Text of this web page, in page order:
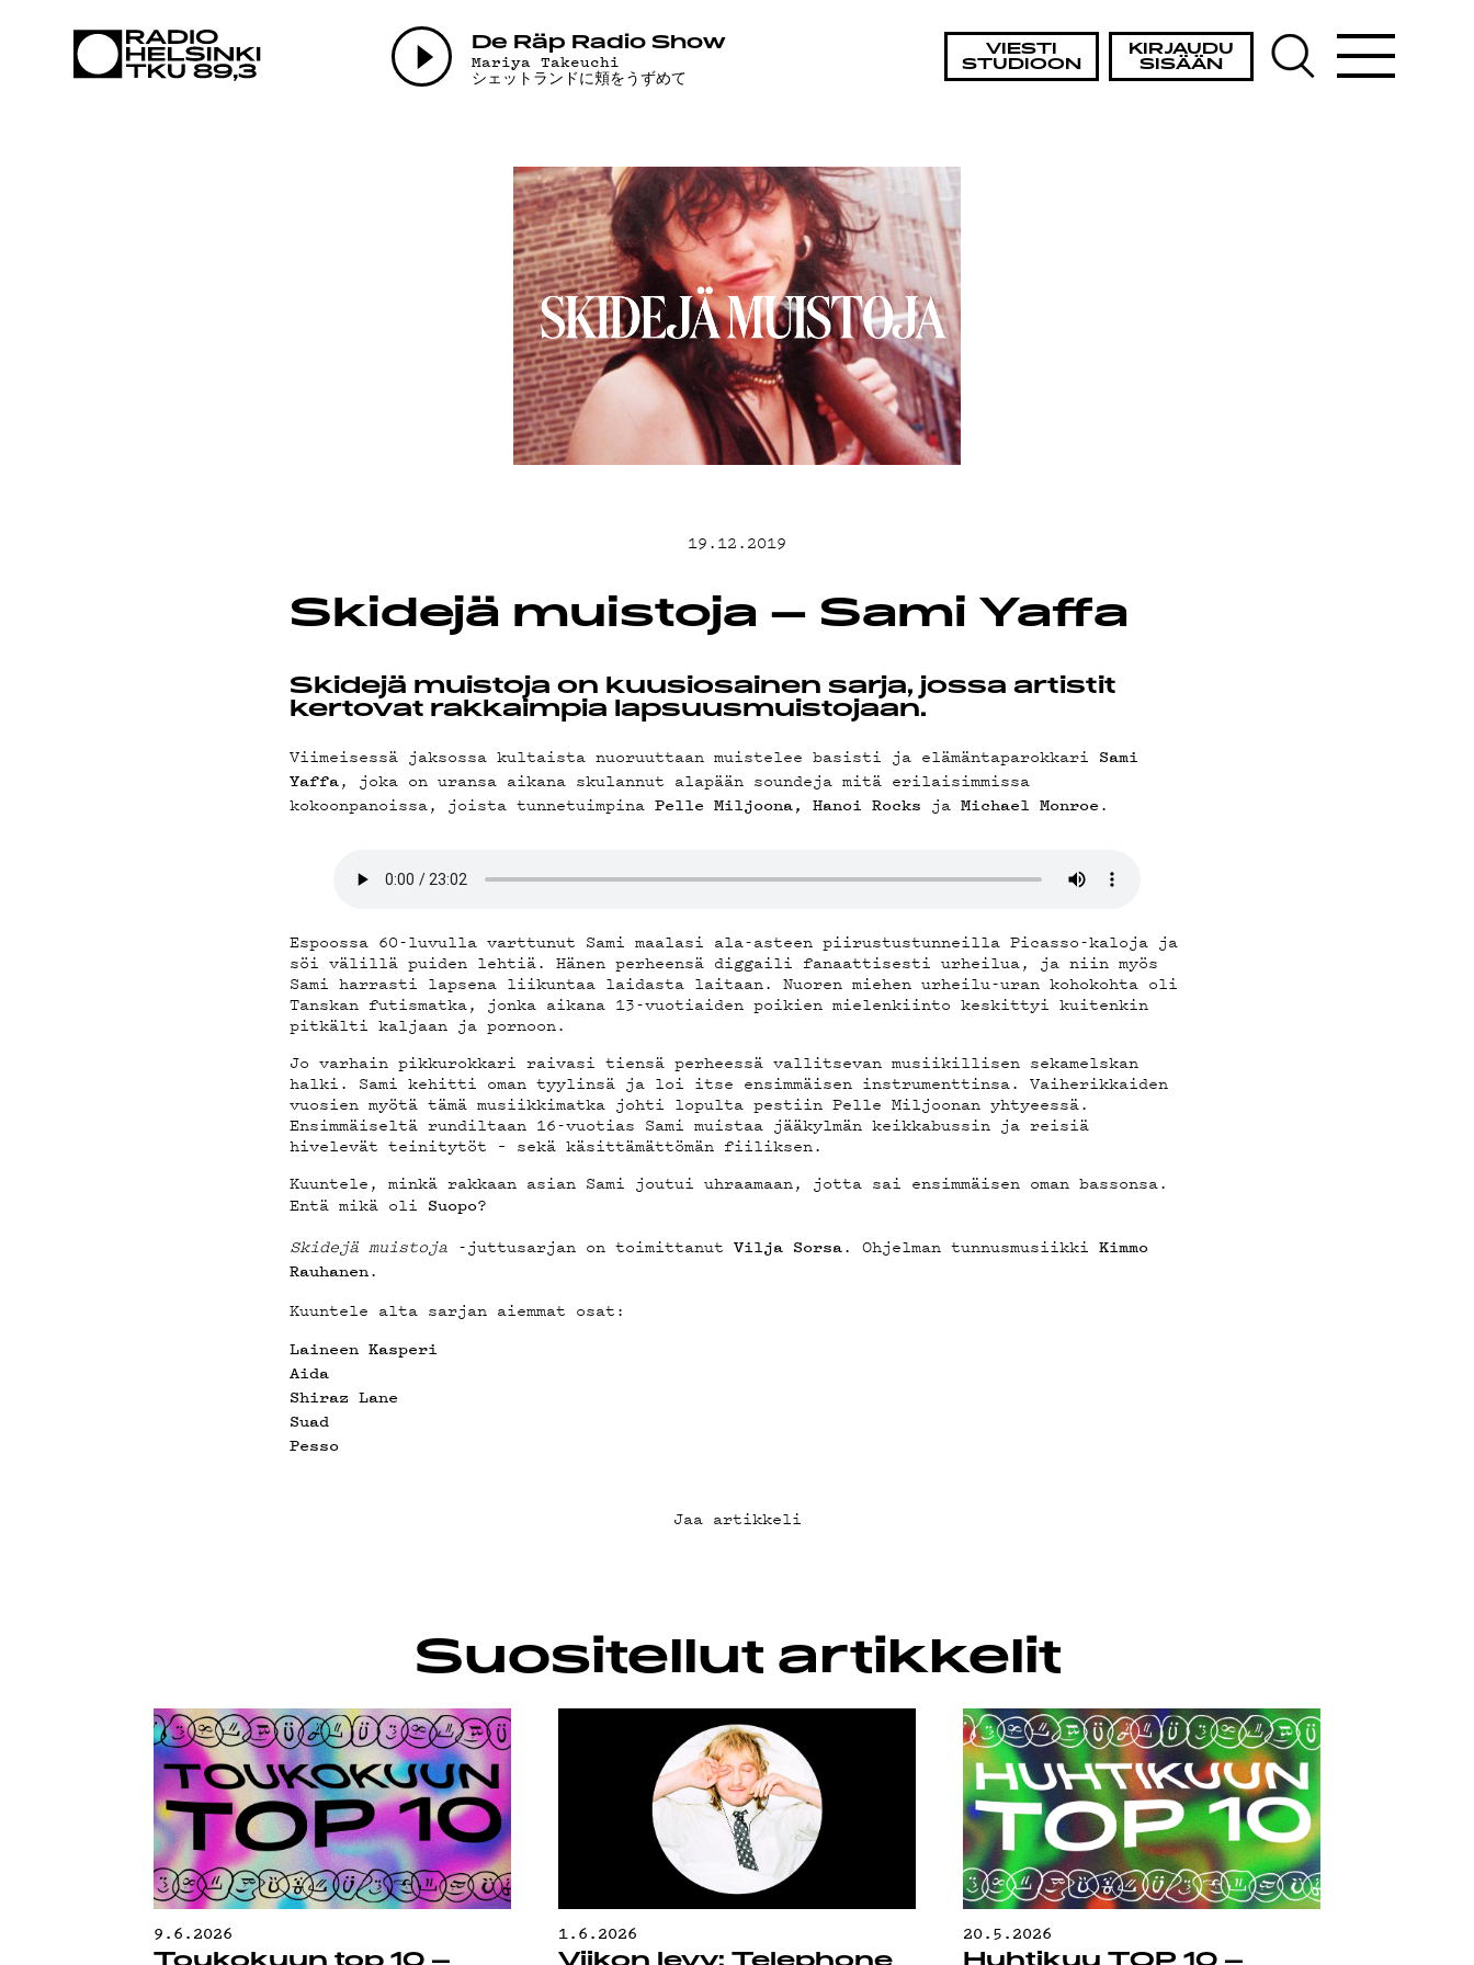
VIESTI
STUDIOON
KIRJAUDU
SISÄÄN
De Räp Radio Show
Mariya Takeuchi
シェットランドに頬をうずめて
AJANKOHTAISTA
OHJELMAT
TEKIJÄT
ON-DEMAND
PODCAST
MAINOSTA
YHTEYSTIEDOT
G LIVELAB
YSTÄVÄKLUBI
TIETOSUOJA
19.12.2019
Skidejä muistoja – Sami Yaffa
Skidejä muistoja on kuusiosainen sarja, jossa artistit
kertovat rakkaimpia lapsuusmuistojaan.
Viimeisessä jaksossa kultaista nuoruuttaan muistelee basisti ja elämäntaparokkari Sami
Yaffa, joka on uransa aikana skulannut alapään soundeja mitä erilaisimmissa
kokoonpanoissa, joista tunnetuimpinaPelle Miljoona, Hanoi Rocks jaMichael Monroe.
Espoossa 60-luvulla varttunut Sami maalasi ala-asteen piirustustunneilla Picasso-kaloja ja
söi välillä puiden lehtiä. Hänen perheensä diggaili fanaattisesti urheilua, ja niin myös
Sami harrasti lapsena liikuntaa laidasta laitaan. Nuoren miehen urheilu-uran kohokohta oli
Tanskan futismatka, jonka aikana 13-vuotiaiden poikien mielenkiinto keskittyi kuitenkin
pitkälti kaljaan ja pornoon.
Jo varhain pikkurokkari raivasi tiensä perheessä vallitsevan musiikillisen sekamelskan
halki. Sami kehitti oman tyylinsä ja loi itse ensimmäisen instrumenttinsa. Vaiherikkaiden
vuosien myötä tämä musiikkimatka johti lopulta pestiin Pelle Miljoonan yhtyeessä.
Ensimmäiseltä rundiltaan 16-vuotias Sami muistaa jääkylmän keikkabussin ja reisiä
hivelevät teinitytöt – sekä käsittämättömän fiiliksen.
Kuuntele, minkä rakkaan asian Sami joutui uhraamaan, jotta sai ensimmäisen oman bassonsa.
Entä mikä oli Suopo?
Skidejä muistoja -juttusarjan on toimittanutVilja Sorsa. Ohjelman tunnusmusiikkiKimmo
Rauhanen.
Kuuntele alta sarjan aiemmat osat:
Laineen Kasperi
Aida
Shiraz Lane
Suad
Pesso
Jaa artikkeli
Suositellut artikkelit
9.6.2026 1.6.2026 20.5.2026